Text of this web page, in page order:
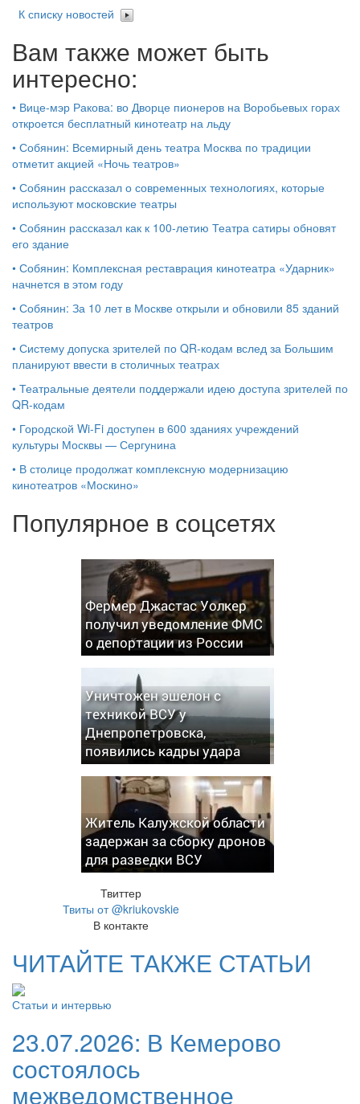
К списку новостей
Вам также может быть
интересно:
• Вице-мэр Ракова: во Дворце пионеров на Воробьевых горах
откроется бесплатный кинотеатр на льду
• Собянин: Всемирный день театра Москва по традиции
отметит акцией «Ночь театров»
• Собянин рассказал о современных технологиях, которые
используют московские театры
• Собянин рассказал как к 100-летию Театра сатиры обновят
его здание
• Собянин: Комплексная реставрация кинотеатра «Ударник»
начнется в этом году
• Собянин: За 10 лет в Москве открыли и обновили 85 зданий
театров
• Систему допуска зрителей по QR-кодам вслед за Большим
планируют ввести в столичных театрах
• Театральные деятели поддержали идею доступа зрителей по
QR-кодам
• Городской Wi-Fi доступен в 600 зданиях учреждений
культуры Москвы — Сергунина
• В столице продолжат комплексную модернизацию
кинотеатров «Москино»
Популярное в соцсетях
Фермер Джастас Уолкер
получил уведомление ФМС
о депортации из России
Уничтожен эшелон с
техникой ВСУ у
Днепропетровска,
появились кадры удара
Житель Калужской области
задержан за сборку дронов
для разведки ВСУ
Твиттер
Твиты от @kriukovskie
В контакте
ЧИТАЙТЕ ТАКЖЕ СТАТЬИ
Статьи и интервью
23.07.2026: В Кемерово
состоялось
межведомственное